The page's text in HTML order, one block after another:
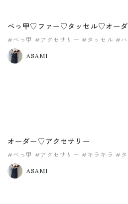
べっ甲♡ファー♡タッセル♡オー
#べっ甲 #アクセサリー #タッセル #ハ
#ファー
ASAMI
オーダー♡アクセサリー
#べっ甲 #アクセサリー #キラキラ #タ
#パール
ASAMI